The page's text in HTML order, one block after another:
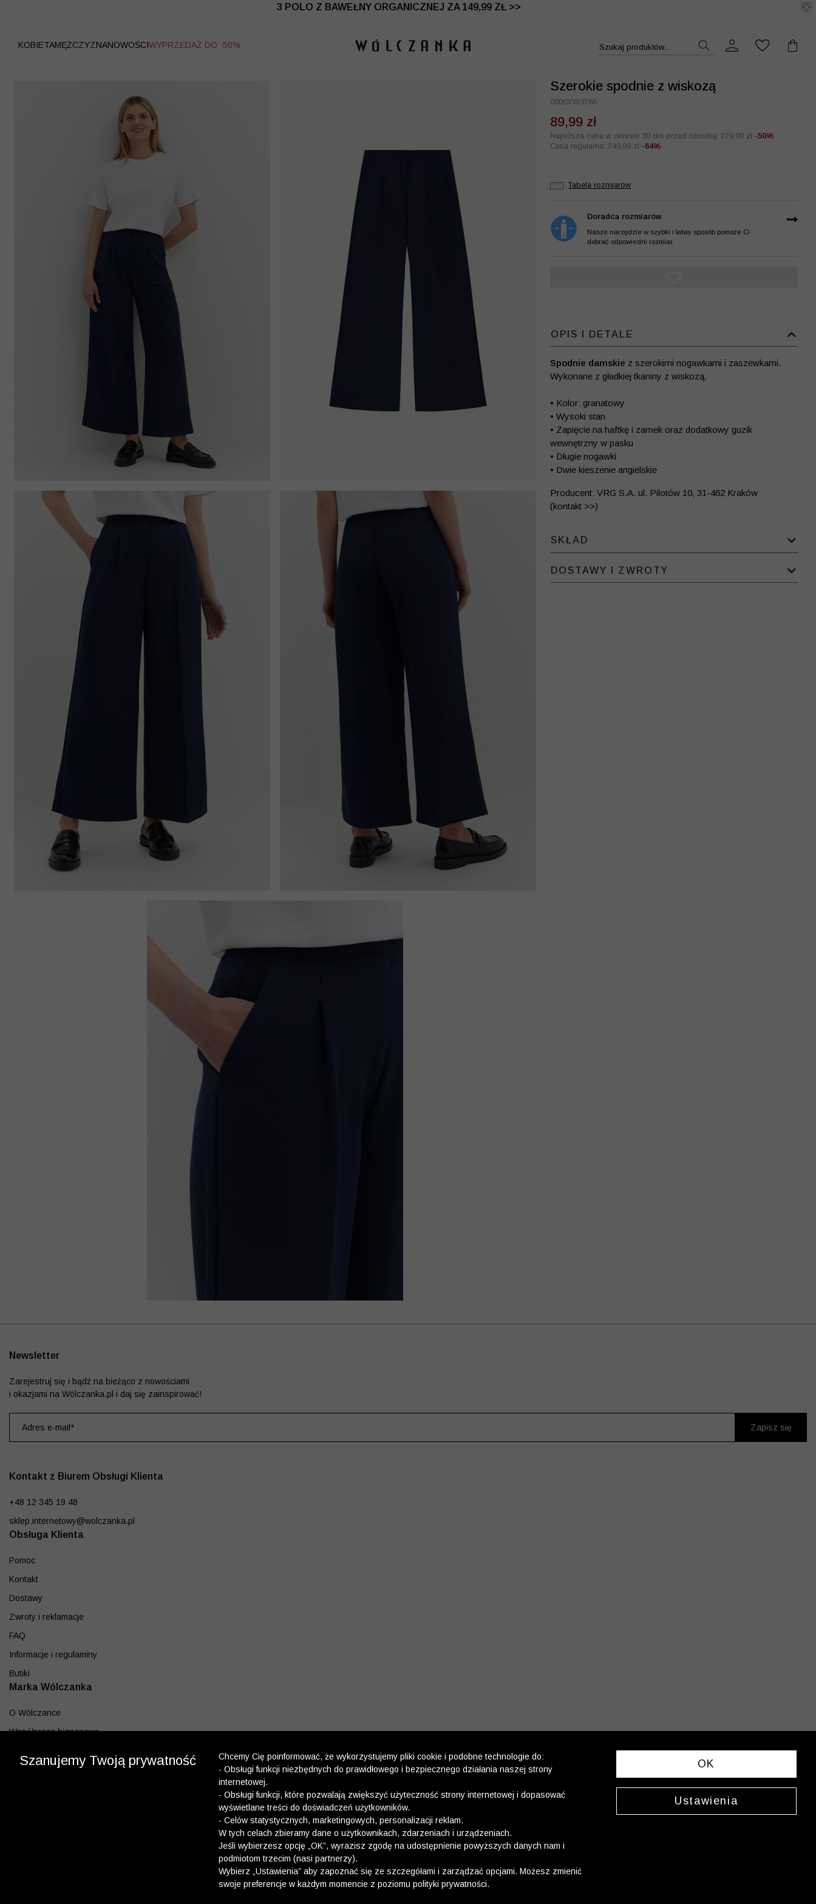
3 POLO Z BAWEŁNY ORGANICZNEJ ZA 149,99 ZŁ >>
WYPRZEDAŻ DO -50% | DODATKOWE -30% NA DRUGI I TRZECI PRODUKT >>
KOBIETAMĘŻCZYZNANOWOŚCIWYPRZEDAŻ DO -50% Szukaj produktów...
Szerokie spodnie z wiskozą
0000XW3766
89,99 zł
Najniższa cena w okresie 30 dni przed obniżką: 179,99 zł -50%
Cena regularna: 249,99 zł -64%
Tabela rozmiarów
Doradca rozmiarów
Nasze narzędzie w szybki i łatwy sposób pomoże Ci
dobrać odpowiedni rozmiar.
OPIS I DETALE
Spodnie damskie z szerokimi nogawkami i zaszewkami.
Wykonane z gładkiej tkaniny z wiskozą.
• Kolor: granatowy
• Wysoki stan
• Zapięcie na haftkę i zamek oraz dodatkowy guzik
wewnętrzny w pasku
• Długie nogawki
• Dwie kieszenie angielskie
Producent: VRG S.A. ul. Pilotów 10, 31-462 Kraków
(kontakt >>)
SKŁAD
DOSTAWY I ZWROTY
Kontakt z Biurem Obsługi Klienta
+48 12 345 19 48
sklep.internetowy@wolczanka.pl
Obsługa Klienta
Pomoc
Kontakt
Dostawy
Zwroty i reklamacje
FAQ
Informacje i regulaminy
Butiki
Marka Wólczanka
O Wólczance
Współpraca biznesowa
Program lojalnościowy
Newsletter
Zarejestruj się i bądź na bieżąco z nowościami
i okazjami na Wólczanka.pl i daj się zainspirować!
Szanujemy Twoją prywatność
Chcemy Cię poinformować, że wykorzystujemy pliki cookie i podobne technologie do:
- Obsługi funkcji niezbędnych do prawidłowego i bezpiecznego działania naszej strony
internetowej.
- Obsługi funkcji, które pozwalają zwiększyć użyteczność strony internetowej i dopasować
wyświetlane treści do doświadczeń użytkowników.
- Celów statystycznych, marketingowych, personalizacji reklam.
W tych celach zbieramy dane o użytkownikach, zdarzeniach i urządzeniach.
Jeśli wybierzesz opcję „OK”, wyrazisz zgodę na udostępnienie powyższych danych nam i
podmiotom trzecim (nasi partnerzy).
Wybierz „Ustawienia” aby zapoznać się ze szczegółami i zarządzać opcjami. Możesz zmienić
swoje preferencje w każdym momencie z poziomu polityki prywatności.
OK
Ustawienia